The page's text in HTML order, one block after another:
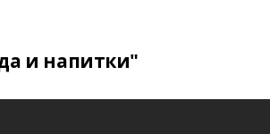
и напитки"